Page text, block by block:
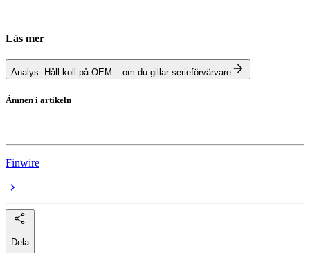
Läs mer
Analys: Håll koll på OEM – om du gillar serieförvärvare
Ämnen i artikeln
Finwire
Dela